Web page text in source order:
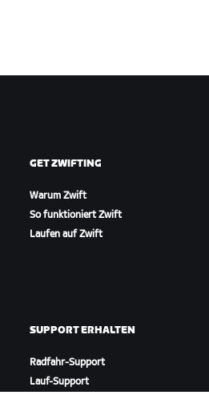
GET ZWIFTING
Warum Zwift
So funktioniert Zwift
Laufen auf Zwift
SUPPORT ERHALTEN
Radfahr-Support
Lauf-Support